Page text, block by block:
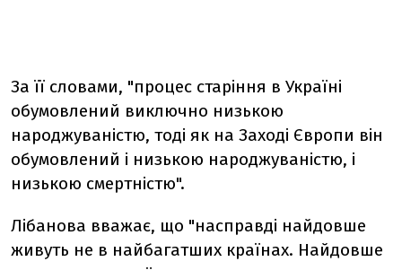
За її словами, "процес старіння в Україні
обумовлений виключно низькою
народжуваністю, тоді як на Заході Європи він
обумовлений і низькою народжуваністю, і
низькою смертністю".
Лібанова вважає, що "насправді найдовше
живуть не в найбагатших країнах. Найдовше